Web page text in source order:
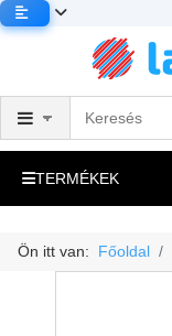
TERMÉKEK
Ön itt van: Főoldal